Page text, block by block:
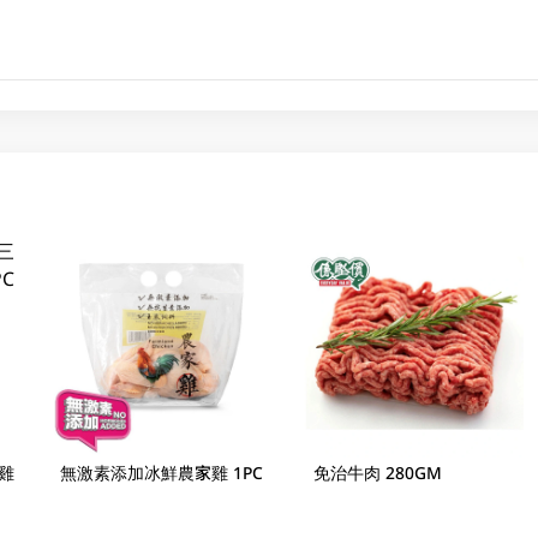
無激素添加冰鮮農家雞 1PC 免治牛肉 280GM